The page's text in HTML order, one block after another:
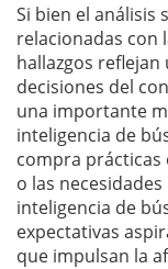
Si bien el análisis
relacionadas con
hallazgos
decisiones del
una importante
inteligencia de
compra prácticas
o las
inteligencia de
expectativas
que impulsan la